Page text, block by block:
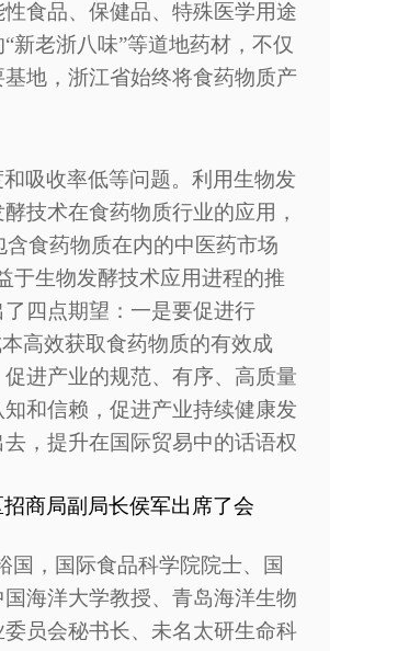
食品、保健品、特殊医学用途
“新老浙八味”等道地药材，不仅
地，浙江省始终将食药物质产
吸收率低等问题。利用生物发
技术在食药物质行业的应用，
含食药物质在内的中医药市场
于生物发酵技术应用进程的推
四点期望：一是要促进行
高效获取食药物质的有效成
进产业的规范、有序、高质量
和信赖，促进产业持续健康发
，提升在国际贸易中的话语权
商局副局长侯军出席了会
国，国际食品科学院院士、国
海洋大学教授、青岛海洋生物
员会秘书长、未名太研生命科